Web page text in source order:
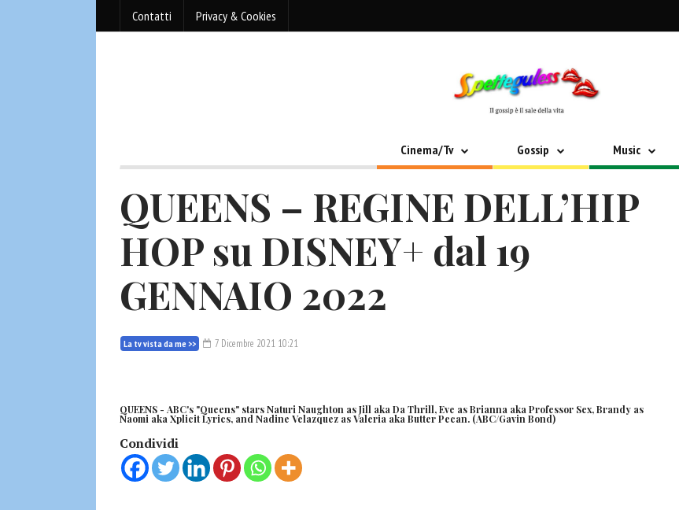
Contatti Privacy & Cookies
Cinema/Tv Gossip Music
QUEENS – REGINE DELL’HIP
HOP su DISNEY+ dal 19
GENNAIO 2022
La tv vista da me >> 7 Dicembre 2021 10:21
QUEENS - ABC's "Queens" stars Naturi Naughton as Jill aka Da Thrill, Eve as Brianna aka Professor Sex, Brandy as
Naomi aka Xplicit Lyrics, and Nadine Velazquez as Valeria aka Butter Pecan. (ABC/Gavin Bond)
Condividi